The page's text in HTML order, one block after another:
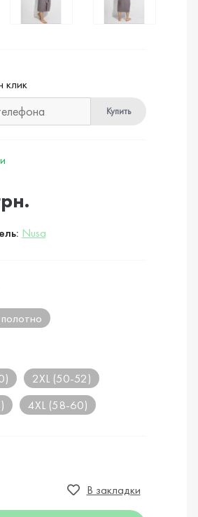
клик
Купить
Nusa
2XL (50-52)
4XL (58-60)
В закладки